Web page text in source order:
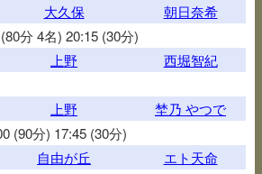
大久保
朝日奈希
分 4名) 20:15 (30分)
上野 西堀智紀
上野
埜乃 やつで
(90分) 17:45 (30分)
自由が丘
エト天命